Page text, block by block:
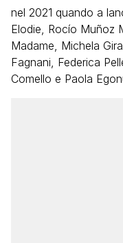
nel 2021 quando a
Elodie, Rocío Muñoz
Madame, Michela
Fagnani, Federica
Comello e Paola